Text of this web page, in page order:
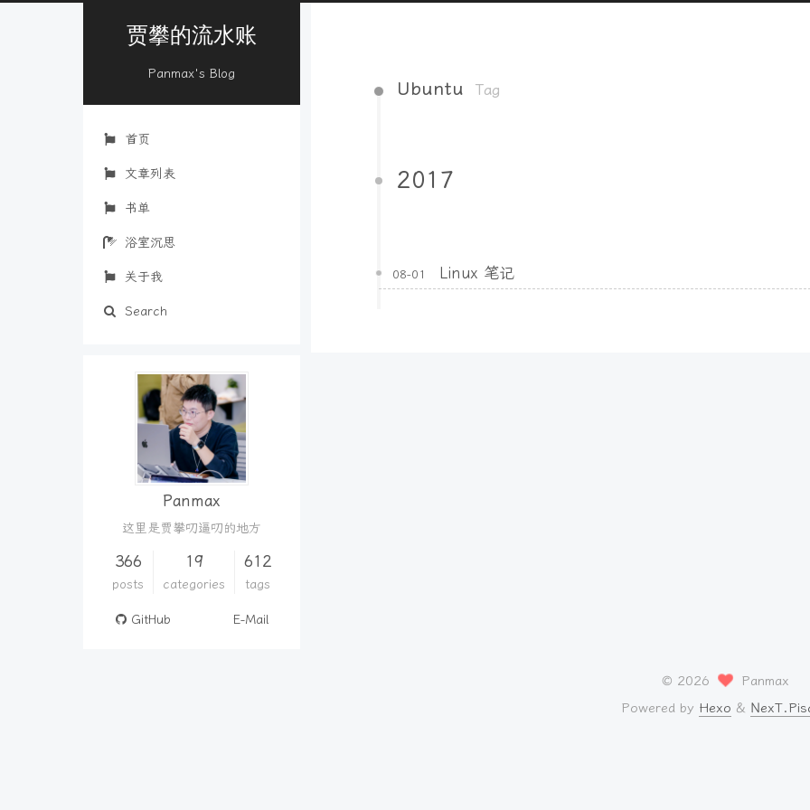
贾攀的流水账
Panmax's Blog
首页
文章列表
书单
浴室沉思
关于我
Search
Ubuntu Tag
2017
08-01 Linux 笔记
Panmax
这里是贾攀叨逼叨的地方
366
posts
19
categories
612
tags
GitHub E-Mail
© 2026
Panmax
Powered by Hexo &